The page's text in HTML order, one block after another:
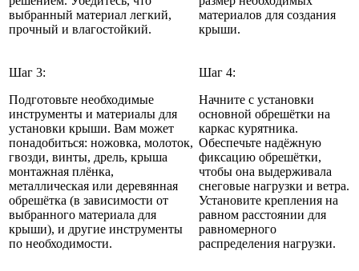
выбранный материал легкий,
прочный и влагостойкий.
материалов для создания
крыши.
Шаг 3:
Подготовьте необходимые
инструменты и материалы для
установки крыши. Вам может
понадобиться: ножовка, молоток,
гвозди, винты, дрель, крыша
монтажная плёнка,
металлическая или деревянная
обрешётка (в зависимости от
выбранного материала для
крыши), и другие инструменты
по необходимости.
Шаг 4:
Начните с установки
основной обрешётки на
каркас курятника.
Обеспечьте надёжную
фиксацию обрешётки,
чтобы она выдерживала
снеговые нагрузки и ветра.
Установите крепления на
равном расстоянии для
равномерного
распределения нагрузки.